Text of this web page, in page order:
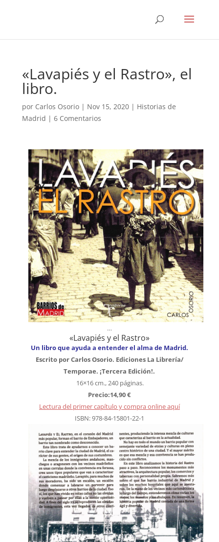
«Lavapiés y el Rastro», el
libro.
por Carlos Osorio| Nov 15, 2020| Historias de
Madrid | 6 Comentarios
…
«Lavapiés y el Rastro»
Un libro que ayuda a entender el alma de Madrid.
Escrito por Carlos Osorio. Ediciones La Librería/
Temporae. ¡Tercera Edición!.
16×16 cm., 240 páginas.
Precio:14,90 €
Lectura del primer capítulo y compra online aquí
ISBN: 978-84-15801-22-1